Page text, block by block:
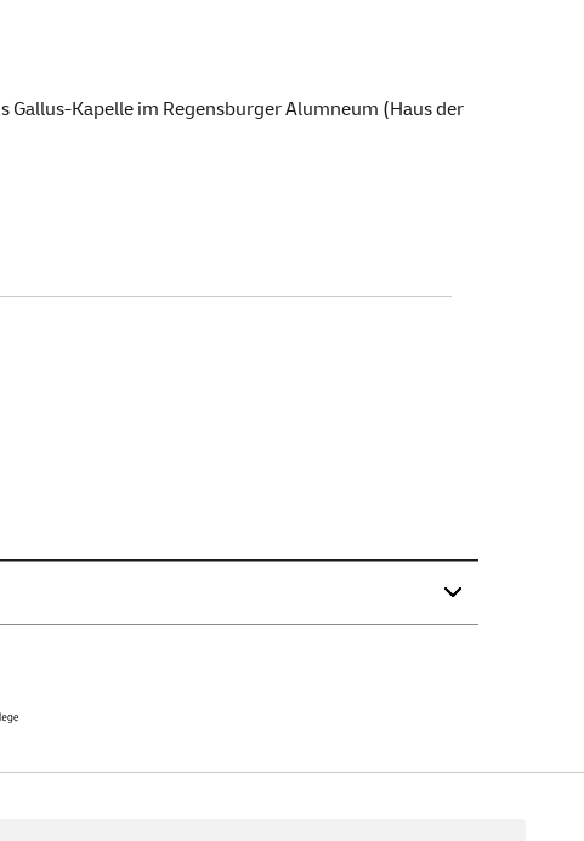
Kapelle im Regensburger Alumneum (Haus der